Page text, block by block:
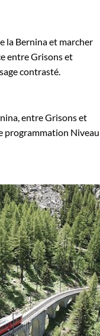
la Bernina et marcher
entre Grisons et
contrasté.
entre Grisons et
programmation Niveau